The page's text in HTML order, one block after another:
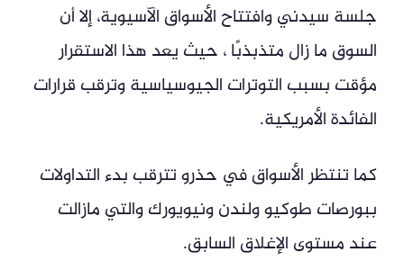
جلسة سيدني وافتتاح الأسواق الآسيوية، إلا أن
السوق ما زال متذبذبًا ، حيث يعد هذا الاستقرار
مؤقت بسبب التوترات الجيوسياسية وترقب قرارات
الفائدة الأمريكية.
كما تنتظر الأسواق في حذرو تترقب بدء التداولات
ببورصات طوكيو ولندن ونيويورك والتي مازالت
عند مستوى الإغلاق السابق.